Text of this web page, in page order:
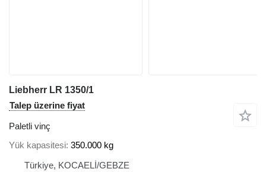
Liebherr LR 1350/1
Talep üzerine fiyat
Paletli vinç
Yük kapasitesi 350.000 kg
Türkiye, KOCAELİ/GEBZE